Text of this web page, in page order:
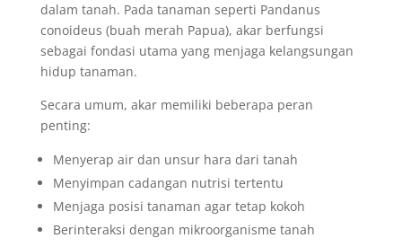
dalam tanah. Pada tanaman seperti Pandanus
conoideus (buah merah Papua), akar berfungsi
sebagai fondasi utama yang menjaga kelangsungan
hidup tanaman.
Secara umum, akar memiliki beberapa peran
penting:
Menyerap air dan unsur hara dari tanah
Menyimpan cadangan nutrisi tertentu
Menjaga posisi tanaman agar tetap kokoh
Berinteraksi dengan mikroorganisme tanah